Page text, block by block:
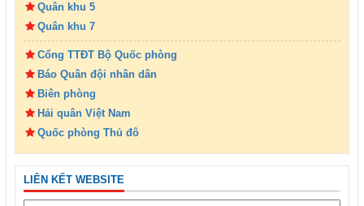
Quân khu 5
Quân khu 7
Cổng TTĐT Bộ Quốc phòng
Báo Quân đội nhân dân
Biên phòng
Hải quân Việt Nam
Quốc phòng Thủ đô
LIÊN KẾT WEBSITE